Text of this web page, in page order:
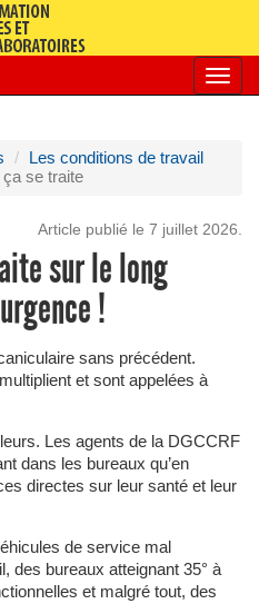
Les conditions de travail
ça se traite
Article publié le 7 juillet 2026.
sur le long
!
sans précédent.
et sont appelées à
Les agents de la DGCCRF
dans les bureaux qu’en
directes sur leur santé et leur
de service mal
des bureaux atteignant 35° à
et malgré tout, des